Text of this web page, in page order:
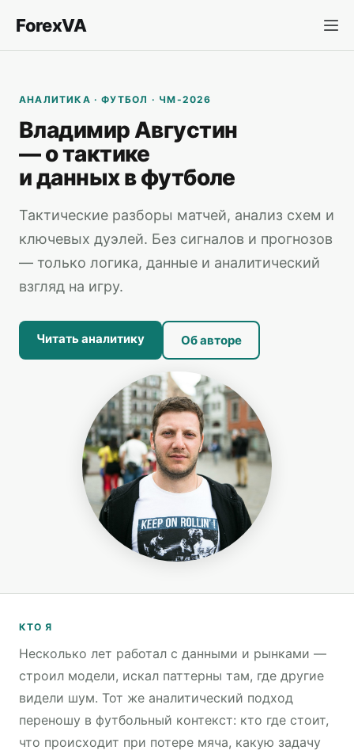
ForexVA
АНАЛИТИКА · ФУТБОЛ · ЧМ-2026
Владимир Августин
— о тактике
и данных в футболе
Тактические разборы матчей, анализ схем и
ключевых дуэлей. Без сигналов и прогнозов
— только логика, данные и аналитический
взгляд на игру.
Читать аналитику Об авторе
КТО Я
Несколько лет работал с данными и рынками —
строил модели, искал паттерны там, где другие
видели шум. Тот же аналитический подход
переношу в футбольный контекст: кто где стоит,
что происходит при потере мяча, какую задачу